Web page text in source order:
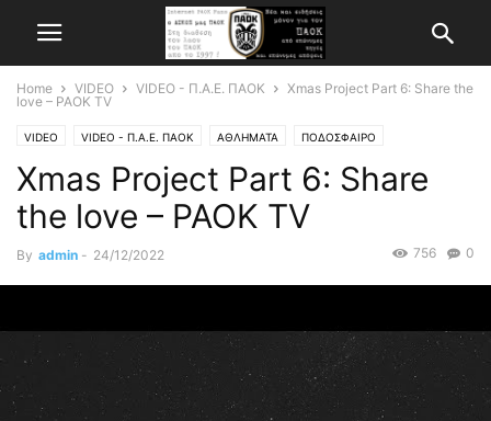
Home VIDEO VIDEO - Π.Α.Ε. ΠΑΟΚ
Xmas Project Part 6: Share the
love – PAOK TV
VIDEO VIDEO - Π.Α.Ε. ΠΑΟΚ ΑΘΛΗΜΑΤΑ ΠΟΔΟΣΦΑΙΡΟ
Xmas Project Part 6: Share
the love – PAOK TV
By admin - 24/12/2022 0
756